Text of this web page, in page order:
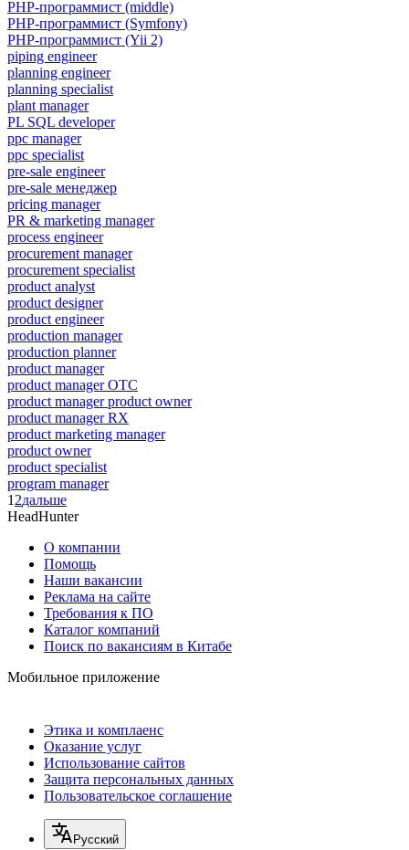
PHP-программист (middle)
PHP-программист (Symfony)
PHP-программист (Yii 2)
piping engineer
planning engineer
planning specialist
plant manager
PL SQL developer
ppc manager
ppc specialist
pre-sale engineer
pre-sale менеджер
pricing manager
PR & marketing manager
process engineer
procurement manager
procurement specialist
product analyst
product designer
product engineer
production manager
production planner
product manager
product manager OTC
product manager product owner
product manager RX
product marketing manager
product owner
product specialist
program manager
1 2дальше
HeadHunter
О компании
Помощь
Наши вакансии
Реклама на сайте
Требования к ПО
Каталог компаний
Поиск по вакансиям в Китабе
Мобильное приложение
Этика и комплаенс
Оказание услуг
Использование сайтов
Защита персональных данных
Пользовательское соглашение
Русский